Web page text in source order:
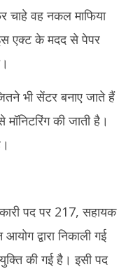
चाहे वह नकल माफिया
एक्ट के मदद से पेपर
भी सेंटर बनाए जाते हैं
की जाती है।
पद पर 217, सहायक
द्वारा निकाली गई
की गई है। इसी पद